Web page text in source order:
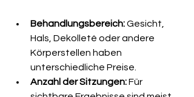
Behandlungsbereich: Gesicht,
Hals, Dekolleté oder andere
Körperstellen haben
unterschiedliche Preise.
Anzahl der Sitzungen: Für